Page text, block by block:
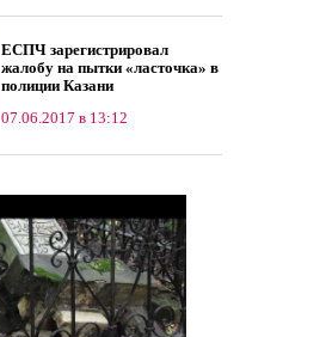
ЕСПЧ зарегистрировал
жалобу на пытки «ласточка» в
полиции Казани
07.06.2017 в 13:12